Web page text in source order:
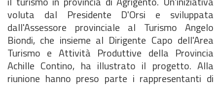
voluta dal Presidente D'Orsi e sviluppata
dall'Assessore provinciale al Turismo Angelo
Biondi, che insieme al Dirigente Capo dell'Area
Turismo e Attività Produttive della Provincia
Achille Contino, ha illustrato il progetto. Alla
riunione hanno preso parte i rappresentanti di